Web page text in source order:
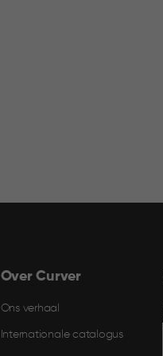
Over Curver
Ons verhaal
Internationale catalogus